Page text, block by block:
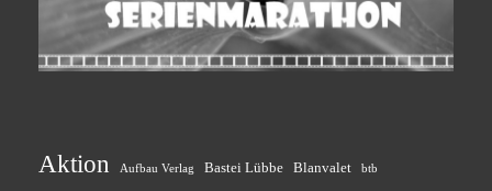
Aktion Aufbau Verlag Bastei Lübbe Blanvalet btb